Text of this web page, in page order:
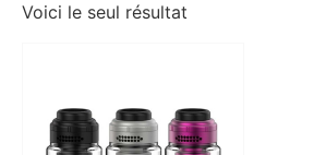
Voici le seul résultat